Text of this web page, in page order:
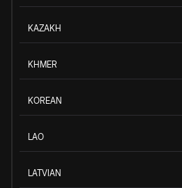
KAZAKH
KHMER
KOREAN
LAO
LATVIAN